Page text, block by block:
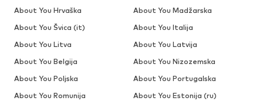
About You Hrvaška
About You Madžarska
About You Švica (it)
About You Italija
About You Litva
About You Latvija
About You Belgija
About You Nizozemska
About You Poljska
About You Portugalska
About You Romunija
About You Estonija (ru)